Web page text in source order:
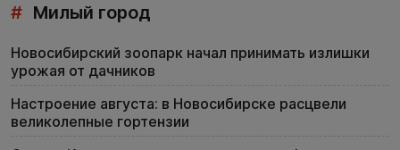
# Милый город
Новосибирский зоопарк начал принимать излишки
урожая от дачников
Настроение августа: в Новосибирске расцвели
великолепные гортензии